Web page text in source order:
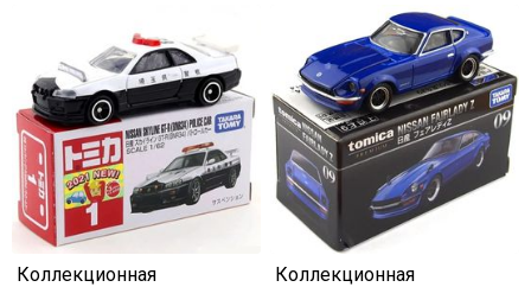
Коллекционная
Коллекционная